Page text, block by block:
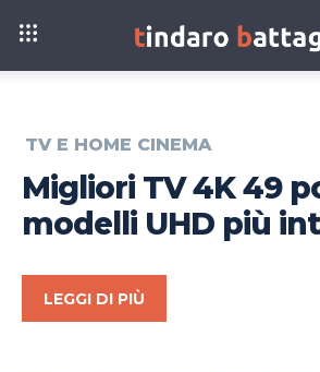
TV E HOME CINEMA
Migliori TV 4K 49
modelli UHD più
LEGGI DI PIÙ